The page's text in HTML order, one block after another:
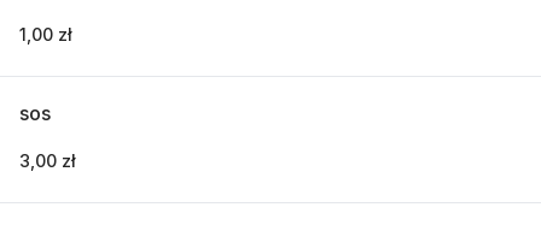
1,00 zł
sos
3,00 zł